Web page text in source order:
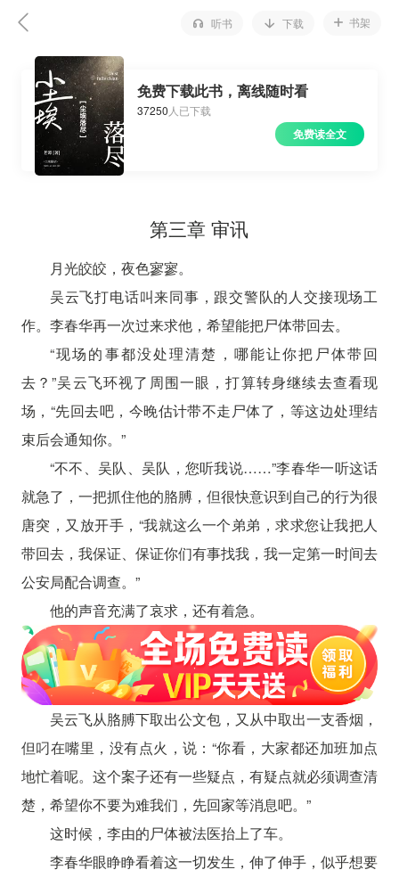
听书 下载 书架
免费下载此书，离线随时看
37250 人已下载
免费读全文
第三章 审讯
月光皎皎，夜色寥寥。
吴云飞打电话叫来同事，跟交警队的人交接现场工
作。李春华再一次过来求他，希望能把尸体带回去。
“现场的事都没处理清楚，哪能让你把尸体带回
去？”吴云飞环视了周围一眼，打算转身继续去查看现
场，“先回去吧，今晚估计带不走尸体了，等这边处理结
束后会通知你。”
“不不、吴队、吴队，您听我说……”李春华一听这话
就急了，一把抓住他的胳膊，但很快意识到自己的行为很
唐突，又放开手，“我就这么一个弟弟，求求您让我把人
带回去，我保证、保证你们有事找我，我一定第一时间去
公安局配合调查。”
他的声音充满了哀求，还有着急。
吴云飞从胳膊下取出公文包，又从中取出一支香烟，
但叼在嘴里，没有点火，说：“你看，大家都还加班加点
地忙着呢。这个案子还有一些疑点，有疑点就必须调查清
楚，希望你不要为难我们，先回家等消息吧。”
这时候，李由的尸体被法医抬上了车。
李春华眼睁睁看着这一切发生，伸了伸手，似乎想要